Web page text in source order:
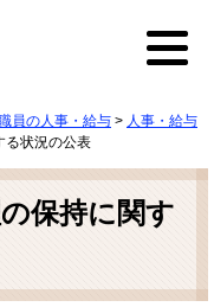
員の人事・給与 > 人事・給与
る状況の公表
保持に関す